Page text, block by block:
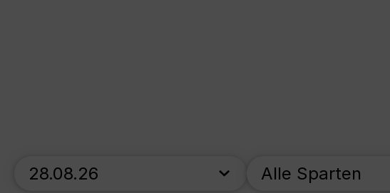
skip_calendar_timeline
Suche
Alle Sparten